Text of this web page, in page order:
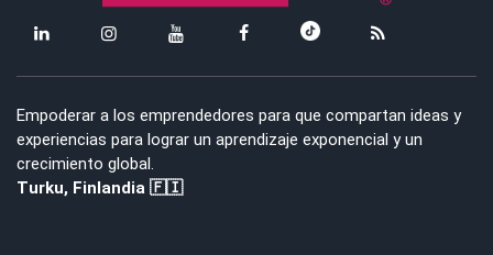
Empoderar a los emprendedores para que compartan ideas y
experiencias para lograr un aprendizaje exponencial y un
crecimiento global.
Turku, Finlandia 🇫🇮